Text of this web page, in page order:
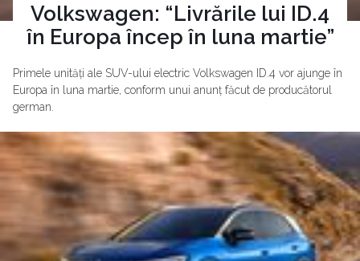
Volkswagen: “Livrările lui ID.4
în Europa încep în luna martie”
Primele unități ale SUV-ului electric Volkswagen ID.4 vor ajunge în
Europa în luna martie, conform unui anunț făcut de producătorul
german.